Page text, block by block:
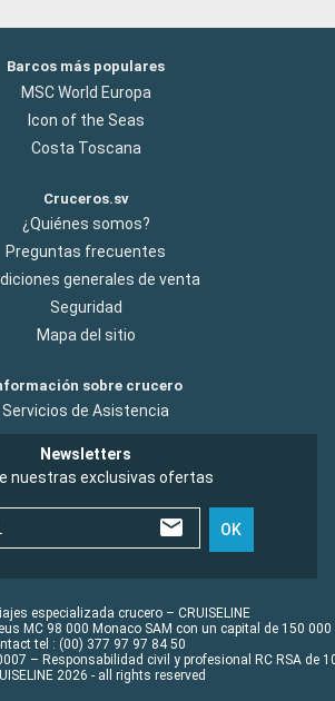
Barcos más populares
MSC World Europa
Icon of the Seas
Costa Toscana
Cruceros.sv
¿Quiénes somos?
Preguntas frecuentes
generales de venta
Seguridad
Mapa del sitio
sobre crucero
Servicios de Asistencia
Newsletters
nuestras exclusivas ofertas
OK
especializada crucero – CRUISELINE
MC 98 000 Monaco SAM con un capital de 150 000
tel : (00) 377 97 97 84 50
– Responsabilidad civil y profesional RC RSA de
2026 - all rights reserved